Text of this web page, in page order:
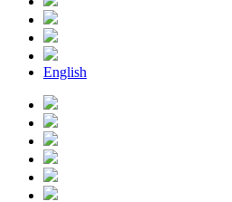
English